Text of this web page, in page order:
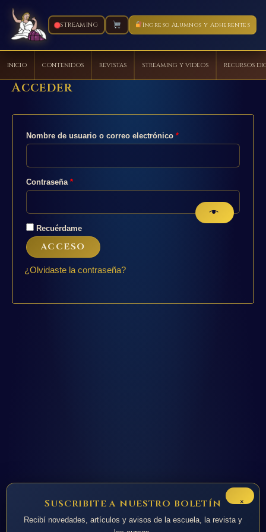
STREAMING Ingreso Alumnos y Adherentes
INICIO CONTENIDOS REVISTAS STREAMING Y VIDEOS RECURSOS
contenido
Acceder
Nombre de usuario o correo electrónico *Obligatorio
Contraseña *Obligatorio
Recuérdame
ACCESO
¿Olvidaste la contraseña?
×
Suscribite a nuestro boletín
Recibí novedades, artículos y avisos de la escuela, la revista y